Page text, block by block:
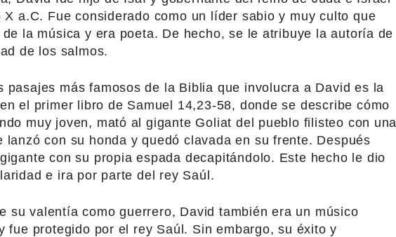
X a.C. Fue considerado como un líder sabio y muy culto que
la música y era poeta. De hecho, se le atribuye la autoría de
de los salmos.
pasajes más famosos de la Biblia que involucra a David es la
el primer libro de Samuel 14,23-58, donde se describe cómo
muy joven, mató al gigante Goliat del pueblo filisteo con una
lanzó con su honda y quedó clavada en su frente. Después
con su propia espada decapitándolo. Este hecho le dio
e ira por parte del rey Saúl.
su valentía como guerrero, David también era un músico
fue protegido por el rey Saúl. Sin embargo, su éxito y